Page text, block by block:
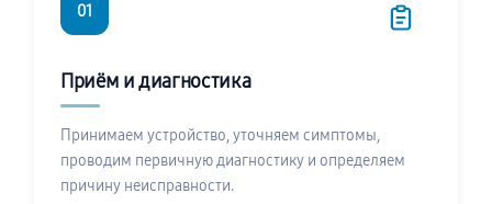
01
Приём и диагностика
Принимаем устройство, уточняем симптомы,
проводим первичную диагностику и определяем
причину неисправности.